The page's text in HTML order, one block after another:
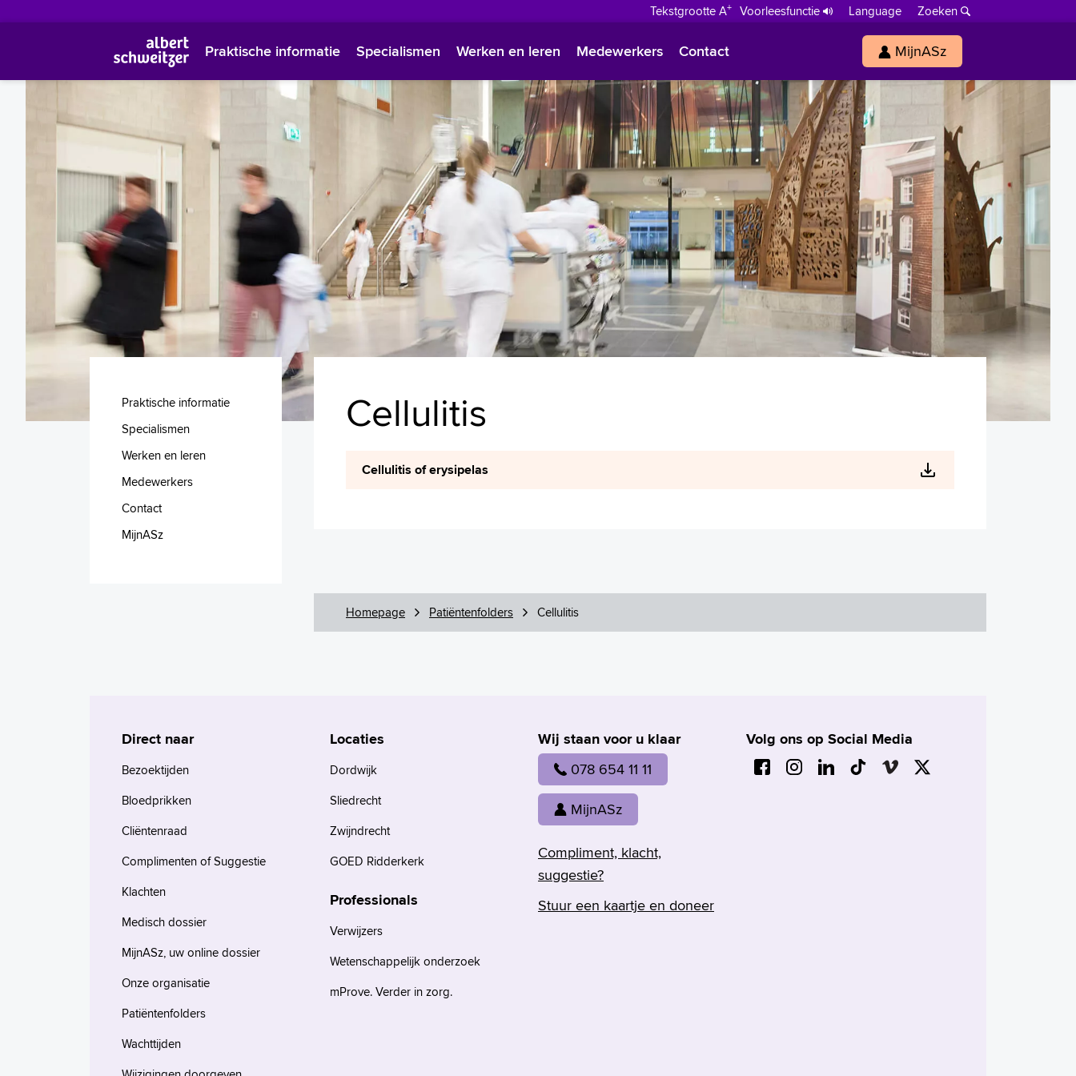
Tekstgrootte A+ Voorleesfunctie Language
Zoeken
Polski
Türkçe
Arabisch
Praktische informatie Specialismen Werken en leren Medewerkers Contact MijnASz
Praktische informatie
Specialismen
Werken en leren
Medewerkers
Contact
MijnASz
Cellulitis
Cellulitis of erysipelas
Homepage Patiëntenfolders Cellulitis
Wij staan voor u klaar
078 654 11 11
MijnASz
Compliment, klacht,
suggestie?
Stuur een kaartje en doneer
Volg ons op Social Media
Direct naar
Bezoektijden
Bloedprikken
Cliëntenraad
Complimenten of Suggestie
Klachten
Medisch dossier
MijnASz, uw online dossier
Onze organisatie
Patiëntenfolders
Wachttijden
Locaties
Dordwijk
Sliedrecht
Zwijndrecht
GOED Ridderkerk
Professionals
Verwijzers
Wetenschappelijk onderzoek
mProve. Verder in zorg.